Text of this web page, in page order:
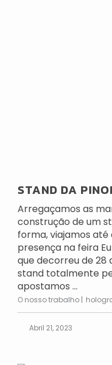
STAND DA
Arregaçamos as
construção de um
forma, viajamos
presença na feira
que decorreu de 28
stand totalmente
apostamos ...
O nosso trabalho
Abril 21, 2023